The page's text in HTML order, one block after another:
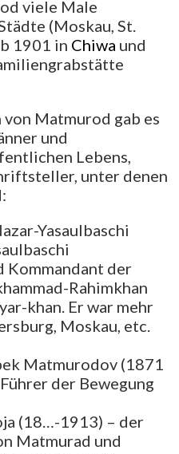
viele Male
(Moskau, St.
1901 in Chiwa und
Matmurod gab es
und
Lebens,
unter denen
Yasaulbaschi
der
Rahimkhan
khan. Er war mehr
Moskau, etc.
Matmurodov (1871
der Bewegung
(18…-1913) – der
Matmurad und